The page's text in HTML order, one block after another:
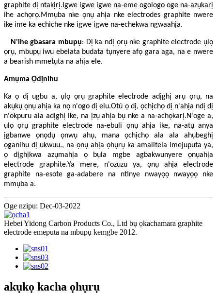
graphite dị ntakịrị.Igwe igwe igwe na-eme ogologo oge na-azụkarị
ihe achọrọ.Mmụba nke ọnụ ahịa nke electrodes graphite nwere
ike ime ka echiche nke igwe igwe na-echekwa ngwaahịa.
N'ihe gbasara mbupụ: Dị ka ndị ọrụ nke graphite electrode ụlọ
ọrụ, mbupụ iwu ebelata budata tụnyere afọ gara aga, na e nwere
a bearish mmetụta na ahịa ele.
Amụma Ọdịnihu
Ka ọ dị ugbu a, ụlọ ọrụ graphite electrode adịghị arụ ọrụ, na
akụkụ ọnụ ahịa ka nọ n'ogo dị elu.Otú ọ dị, ọchịchọ dị n'ahịa ndị dị
n'okpuru ala adịghị ike, na ịzụ ahịa bụ nke a na-achọkarị.N'oge a,
ụlọ ọrụ graphite electrode na-ebuli ọnụ ahịa ike, na-atụ anya
ịgbanwe ọnọdụ ọnwụ ahụ, mana ọchịchọ ala ala ahụbeghị
ọganihu dị ukwuu., na ọnụ ahịa ọhụrụ ka amalitela imejuputa ya,
ọ dịghịkwa azụmahịa ọ bụla mgbe agbakwunyere ọnụahịa
electrode graphite.Ya mere, n'ozuzu ya, ọnụ ahịa electrode
graphite na-esote ga-adabere na ntinye nwayọọ nwayọọ nke
mmụba a.
Oge nzipu: Dec-03-2022
Hebei Yidong Carbon Products Co., Ltd bụ ọkachamara graphite
electrode emeputa na mbupụ kemgbe 2012.
akụkọ kacha ọhụrụ